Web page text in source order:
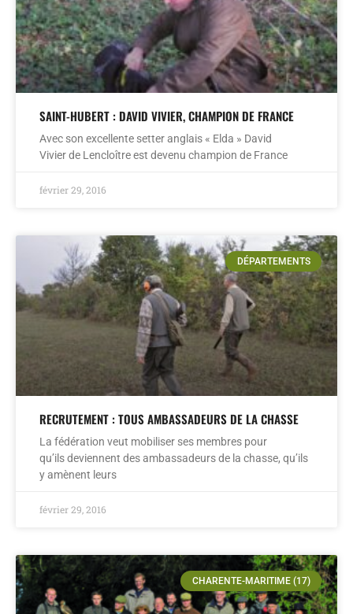
SAINT-HUBERT : DAVID VIVIER, CHAMPION DE FRANCE
Avec son excellente setter anglais « Elda » David
Vivier de Lencloître est devenu champion de France
février 29, 2016
DÉPARTEMENTS
RECRUTEMENT : TOUS AMBASSADEURS DE LA CHASSE
La fédération veut mobiliser ses membres pour
qu’ils deviennent des ambassadeurs de la chasse, qu’ils
y amènent leurs
février 29, 2016
CHARENTE-MARITIME (17)